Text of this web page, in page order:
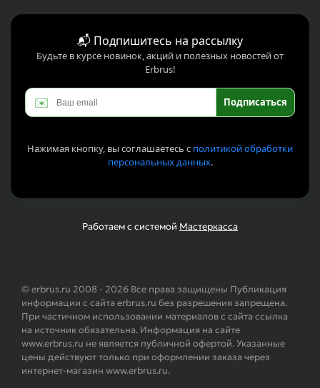
📬 Подпишитесь на рассылку
Будьте в курсе новинок, акций и полезных новостей от
Erbrus!
✉️ Подписаться
Нажимая кнопку, вы соглашаетесь с политикой обработки
персональных данных.
Работаем с системой Мастеркасса
© erbrus.ru 2008 - 2026 Все права защищены Публикация
информации с сайта erbrus.ru без разрешения запрещена.
При частичном использовании материалов с сайта ссылка
на источник обязательна. Информация на сайте
www.erbrus.ru не является публичной офертой. Указанные
цены действуют только при оформлении заказа через
интернет-магазин www.erbrus.ru.